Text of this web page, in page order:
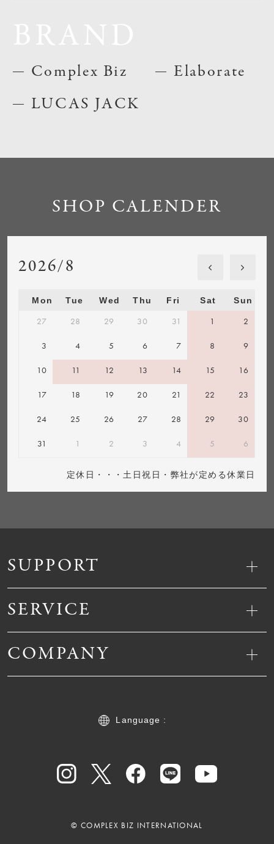
Complex Biz
LUCAS JACK
Elaborate
SUPPORT
SERVICE
COMPANY
Language :
© COMPLEX BIZ INTERNATIONAL
SHOP CALENDER
2026/8
Mon Tue Wed Thu Fri Sat Sun
27 28 29 30 31 1 2
3 4 5 6 7 8 9
10 11 12 13 14 15 16
17 18 19 20 21 22 23
24 25 26 27 28 29 30
31 1 2 3 4 5 6
定休日・・・土日祝日・弊社が定める休業日